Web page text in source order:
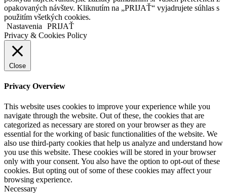
opakovaných návštev. Kliknutím na „PRIJAŤ“ vyjadrujete súhlas s
použitím všetkých cookies.
Nastavenia
PRIJAŤ
Privacy & Cookies Policy
Close
Privacy Overview
This website uses cookies to improve your experience while you
navigate through the website. Out of these, the cookies that are
categorized as necessary are stored on your browser as they are
essential for the working of basic functionalities of the website. We
also use third-party cookies that help us analyze and understand how
you use this website. These cookies will be stored in your browser
only with your consent. You also have the option to opt-out of these
cookies. But opting out of some of these cookies may affect your
browsing experience.
Necessary